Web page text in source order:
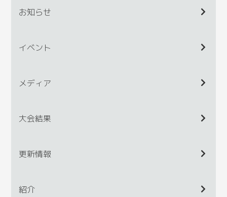
お知らせ
イベント
メディア
大会結果
更新情報
紹介